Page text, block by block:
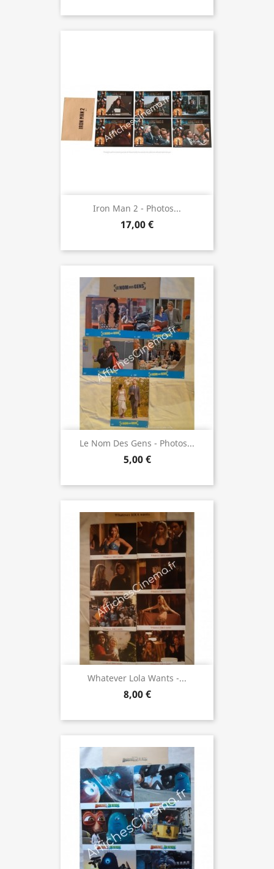
Iron Man 2 - Photos...
17,00 €
Le Nom Des Gens - Photos...
5,00 €
Whatever Lola Wants -...
8,00 €